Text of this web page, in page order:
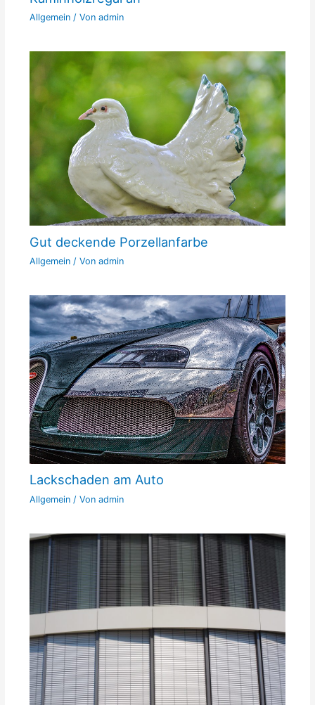
Allgemein/ Von admin
Gut deckende Porzellanfarbe
Allgemein/ Von admin
Lackschaden am Auto
Allgemein/ Von admin